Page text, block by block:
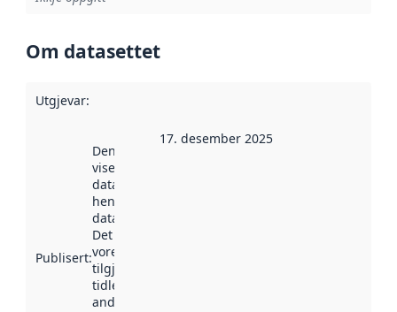
Om datasettet
Utgjevar:
Publisert:
Denne datoen
viser når
datasettet vart
henta inn av
data.norge.no.
Det kan ha
vore
tilgjengeleg
tidlegare
andre stader.
17. desember 2025